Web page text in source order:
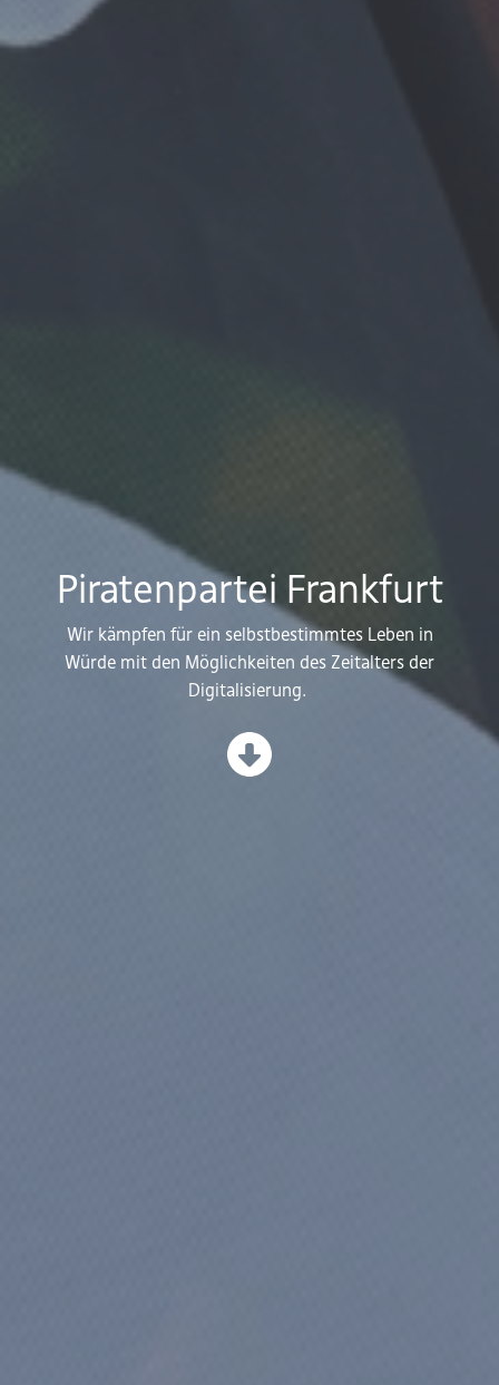
Piratenpartei Frankfurt
Wir kämpfen für ein selbstbestimmtes Leben in
Würde mit den Möglichkeiten des Zeitalters der
Digitalisierung. ​